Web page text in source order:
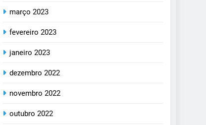
março 2023
fevereiro 2023
janeiro 2023
dezembro 2022
novembro 2022
outubro 2022